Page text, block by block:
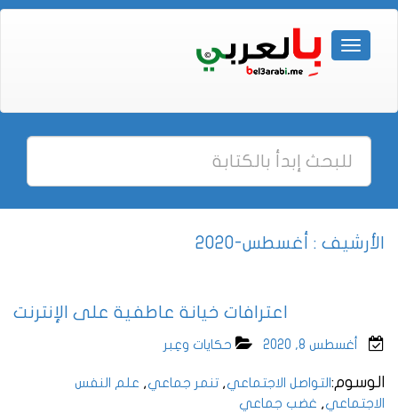
الأرشيف : أغسطس-2020
اعترافات خيانة عاطفية على الإنترنت
أغسطس 8, 2020 حكايات وعِبر
الوسوم: التواصل الاجتماعي, تنمر جماعي, علم النفس
الاجتماعي, غضب جماعي